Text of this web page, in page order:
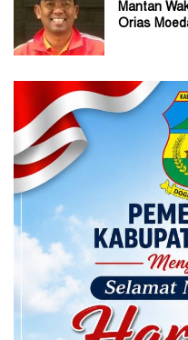
Mantan
Orias